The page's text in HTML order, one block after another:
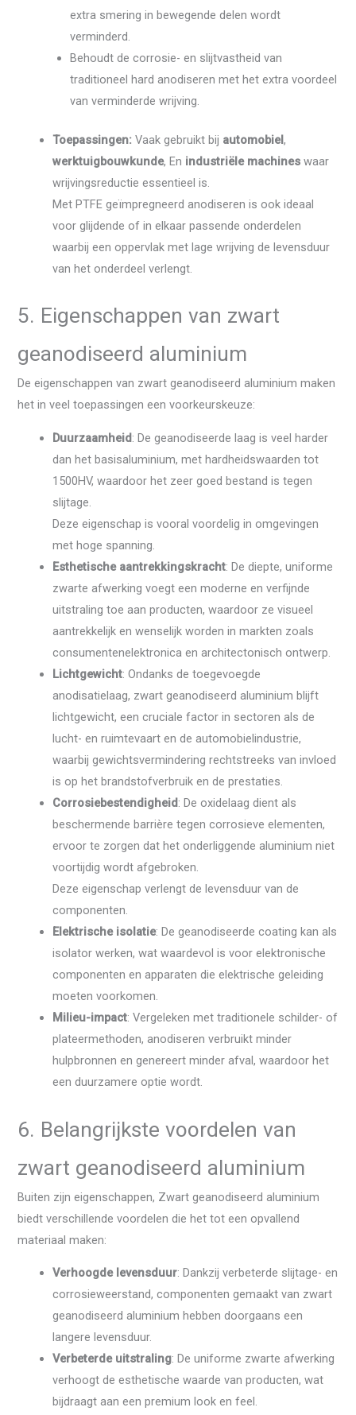
extra smering in bewegende delen wordt
verminderd.
Behoudt de corrosie- en slijtvastheid van
traditioneel hard anodiseren met het extra voordeel
van verminderde wrijving.
Toepassingen: Vaak gebruikt bij automobiel,
werktuigbouwkunde, En industriële machines waar
wrijvingsreductie essentieel is.
Met PTFE geïmpregneerd anodiseren is ook ideaal
voor glijdende of in elkaar passende onderdelen
waarbij een oppervlak met lage wrijving de levensduur
van het onderdeel verlengt.
5. Eigenschappen van zwart
geanodiseerd aluminium
De eigenschappen van zwart geanodiseerd aluminium maken
het in veel toepassingen een voorkeurskeuze:
Duurzaamheid: De geanodiseerde laag is veel harder
dan het basisaluminium, met hardheidswaarden tot
1500HV, waardoor het zeer goed bestand is tegen
slijtage.
Deze eigenschap is vooral voordelig in omgevingen
met hoge spanning.
Esthetische aantrekkingskracht: De diepte, uniforme
zwarte afwerking voegt een moderne en verfijnde
uitstraling toe aan producten, waardoor ze visueel
aantrekkelijk en wenselijk worden in markten zoals
consumentenelektronica en architectonisch ontwerp.
Lichtgewicht: Ondanks de toegevoegde
anodisatielaag, zwart geanodiseerd aluminium blijft
lichtgewicht, een cruciale factor in sectoren als de
lucht- en ruimtevaart en de automobielindustrie,
waarbij gewichtsvermindering rechtstreeks van invloed
is op het brandstofverbruik en de prestaties.
Corrosiebestendigheid: De oxidelaag dient als
beschermende barrière tegen corrosieve elementen,
ervoor te zorgen dat het onderliggende aluminium niet
voortijdig wordt afgebroken.
Deze eigenschap verlengt de levensduur van de
componenten.
Elektrische isolatie: De geanodiseerde coating kan als
isolator werken, wat waardevol is voor elektronische
componenten en apparaten die elektrische geleiding
moeten voorkomen.
Milieu-impact: Vergeleken met traditionele schilder- of
plateermethoden, anodiseren verbruikt minder
hulpbronnen en genereert minder afval, waardoor het
een duurzamere optie wordt.
6. Belangrijkste voordelen van
zwart geanodiseerd aluminium
Buiten zijn eigenschappen, Zwart geanodiseerd aluminium
biedt verschillende voordelen die het tot een opvallend
materiaal maken:
Verhoogde levensduur: Dankzij verbeterde slijtage- en
corrosieweerstand, componenten gemaakt van zwart
geanodiseerd aluminium hebben doorgaans een
langere levensduur.
Verbeterde uitstraling: De uniforme zwarte afwerking
verhoogt de esthetische waarde van producten, wat
bijdraagt ​​aan een premium look en feel.